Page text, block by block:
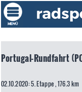
Portugal-Rundfahrt
02.10.2020: 5. Etappe , 176.3 km